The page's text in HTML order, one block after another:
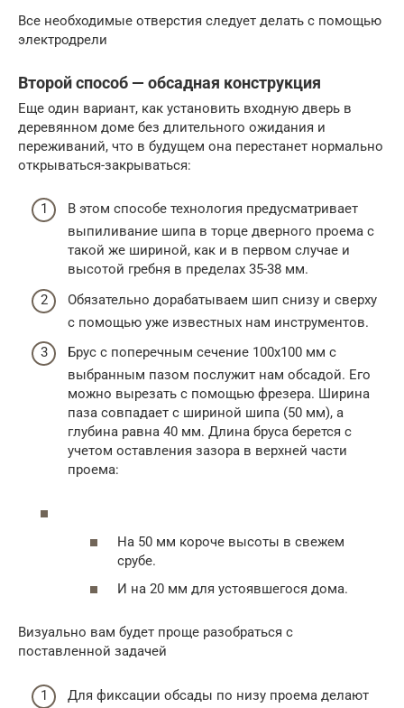
Все необходимые отверстия следует делать с помощью
электродрели
Второй способ — обсадная конструкция
Еще один вариант, как установить входную дверь в
деревянном доме без длительного ожидания и
переживаний, что в будущем она перестанет нормально
открываться-закрываться:
В этом способе технология предусматривает
выпиливание шипа в торце дверного проема с
такой же шириной, как и в первом случае и
высотой гребня в пределах 35-38 мм.
Обязательно дорабатываем шип снизу и сверху
с помощью уже известных нам инструментов.
Брус с поперечным сечение 100х100 мм с
выбранным пазом послужит нам обсадой. Его
можно вырезать с помощью фрезера. Ширина
паза совпадает с шириной шипа (50 мм), а
глубина равна 40 мм. Длина бруса берется с
учетом оставления зазора в верхней части
проема:
На 50 мм короче высоты в свежем
срубе.
И на 20 мм для устоявшегося дома.
Визуально вам будет проще разобраться с
поставленной задачей
Для фиксации обсады по низу проема делают